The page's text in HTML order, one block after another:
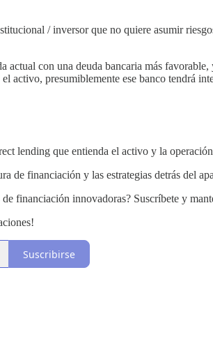
/ inversor que no quiere asumir
actual con una deuda bancaria más
activo, presumiblemente ese banco tendrá
lending que entienda el activo y la
de financiación y las estrategias detrás del
de financiación innovadoras? Suscríbete y
Suscribirse